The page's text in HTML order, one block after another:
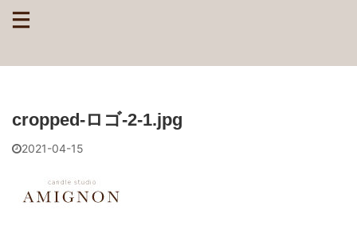
cropped-ロゴ-2-1.jpg
2021-04-15